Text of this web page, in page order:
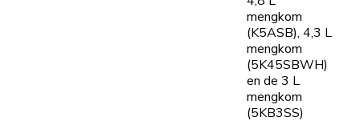
mengkom
(K5ASB), 4,3 L
mengkom
(5K45SBWH)
en de 3 L
mengkom
(5KB3SS)